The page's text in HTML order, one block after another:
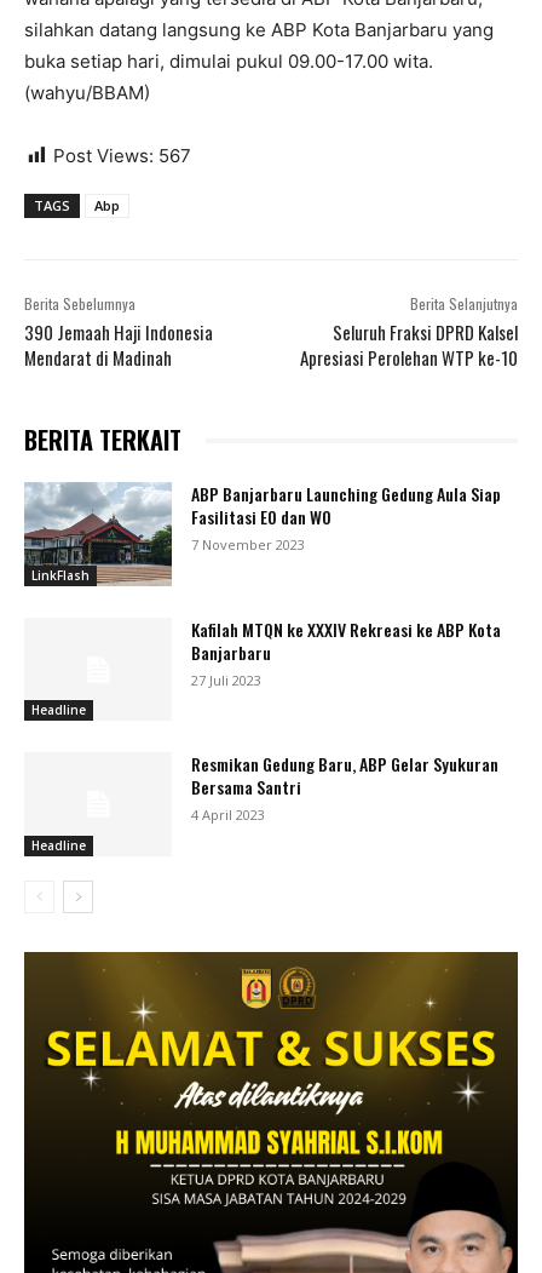
silahkan datang langsung ke ABP Kota Banjarbaru yang
buka setiap hari, dimulai pukul 09.00-17.00 wita.
(wahyu/BBAM)
Post Views: 567
TAGS Abp
Berita Sebelumnya
390 Jemaah Haji Indonesia
Mendarat di Madinah
Berita Selanjutnya
Seluruh Fraksi DPRD Kalsel
Apresiasi Perolehan WTP ke-10
BERITA TERKAIT
LinkFlash
ABP Banjarbaru Launching Gedung Aula Siap
Fasilitasi EO dan WO
7 November 2023
Headline
Kafilah MTQN ke XXXIV Rekreasi ke ABP Kota
Banjarbaru
27 Juli 2023
Headline
Resmikan Gedung Baru, ABP Gelar Syukuran
Bersama Santri
4 April 2023